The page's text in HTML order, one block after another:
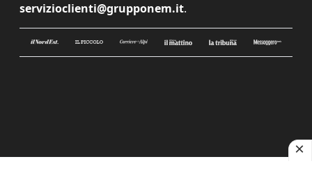
servizioclienti@grupponem.it.